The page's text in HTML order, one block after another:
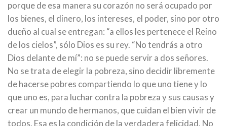
porque de esa manera su corazón no será ocupado por
los bienes, el dinero, los intereses, el poder, sino por otro
dueño al cual se entregan: “a ellos les pertenece el Reino
de los cielos”, sólo Dios es su rey. “No tendrás a otro
Dios delante de mí”: no se puede servir a dos señores.
No se trata de elegir la pobreza, sino decidir libremente
de hacerse pobres compartiendo lo que uno tiene y lo
que uno es, para luchar contra la pobreza y sus causas y
crear un mundo de hermanos, que cuidan el bien vivir de
todos. Esa es la condición de la verdadera felicidad. No